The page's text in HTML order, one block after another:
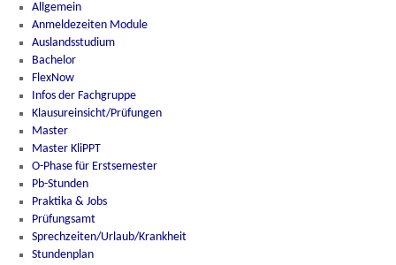
Allgemein
Anmeldezeiten Module
Auslandsstudium
Bachelor
FlexNow
Infos der Fachgruppe
Klausureinsicht/Prüfungen
Master
Master KliPPT
O-Phase für Erstsemester
Pb-Stunden
Praktika & Jobs
Prüfungsamt
Sprechzeiten/Urlaub/Krankheit
Stundenplan